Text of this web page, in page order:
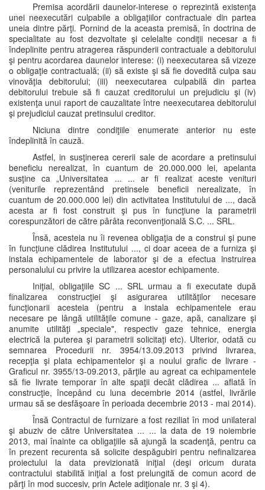
Premisa acordării daunelor-interese o reprezintă existenţa
unei neexecutări culpabile a obligaţiilor contractuale din partea
uneia dintre părţi. Pornind de la aceasta premisă, în doctrina de
specialitate au fost dezvoltate şi celelalte condiţii necesar a fi
îndeplinite pentru atragerea răspunderii contractuale a debitorului
şi pentru acordarea daunelor interese: (i) neexecutarea să vizeze
o obligaţie contractuală; (ii) să existe şi să fie dovedită culpa sau
vinovăţia debitorului; (iii) neexecutarea culpabilă din partea
debitorului trebuie să fi cauzat creditorului un prejudiciu şi (iv)
existenţa unui raport de cauzalitate între neexecutarea debitorului
şi prejudiciul cauzat pretinsului creditor.
Niciuna dintre condiţiile enumerate anterior nu este
îndeplinită în cauză.
Astfel, in susţinerea cererii sale de acordare a pretinsului
beneficiu nerealizat, în cuantum de 20.000.000 lei, apelanta
susţine ca „Universitatea ... ... ar fi realizat aceste venituri
(veniturile reprezentând pretinsele beneficii nerealizate, în
cuantum de 20.000.000 lei) din activitatea Institutului de ..., dacă
acesta ar fi fost construit şi pus în funcţiune la parametrii
corespunzători de către pârâta reconvenţională S.C. ... SRL.
Însă, acesteia nu îi revenea obligaţia de a construi şi pune
în funcţiune clădirea Institutului ..., ci doar aceea de a furniza şi
instala echipamentele de laborator şi de a efectua instruirea
personalului cu privire la utilizarea acestor echipamente.
Iniţial, obligaţiile SC ... SRL urmau a fi executate după
finalizarea construcţiei şi asigurarea utilităţilor necesare
funcţionarii acesteia (pentru a instala echipamentele erau
necesare pe lângă utilităţile comune - gaze, apă, canalizare şi
anumite utilităţi „speciale", respectiv gaze tehnice, energia
electrică la puterea şi parametrii solicitaţi etc). Ulterior, odată cu
semnarea Procedurii nr. 3954/13.09.2013 privind livrarea,
recepţia şi plata echipamentelor şi a noului grafic de livrare -
Graficul nr. 3955/13-09.2013, părţile au agreat ca echipamentele
să fie livrate temporar în alte spaţii decât clădirea ... aflată în
construcţie, începând cu luna decembrie 2014 (astfel, livrările
urmau să se desfăşoare în perioada decembrie 2013 - mai 2014).
Însă Contractul de furnizare a fost reziliat în mod unilateral
şi abuziv de către Universitatea ... ... la data de 19 noiembrie
2013, mai înainte ca obligaţiile să ajungă la scadenţă, pentru ca
în prezent recurenta să solicite despăgubiri pentru nefinalizarea
proiectului la data previzionată iniţial (deşi oricum durata
contractului stabilită iniţial a fost prelungită de comun acord de
părţi în mod succesiv, prin Actele adiţionale nr. 3 şi 4).